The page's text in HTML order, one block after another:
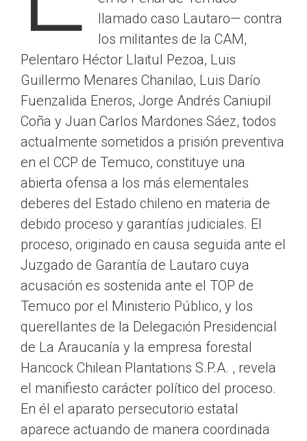
llamado caso Lautaro— contra
los militantes de la CAM,
Pelentaro Héctor Llaitul Pezoa, Luis
Guillermo Menares Chanilao, Luis Darío
Fuenzalida Eneros, Jorge Andrés Caniupil
Coña y Juan Carlos Mardones Sáez, todos
actualmente sometidos a prisión preventiva
en el CCP de Temuco, constituye una
abierta ofensa a los más elementales
deberes del Estado chileno en materia de
debido proceso y garantías judiciales. El
proceso, originado en causa seguida ante el
Juzgado de Garantía de Lautaro cuya
acusación es sostenida ante el TOP de
Temuco por el Ministerio Público, y los
querellantes de la Delegación Presidencial
de La Araucanía y la empresa forestal
Hancock Chilean Plantations S.P.A. , revela
el manifiesto carácter político del proceso.
En él el aparato persecutorio estatal
aparece actuando de manera coordinada